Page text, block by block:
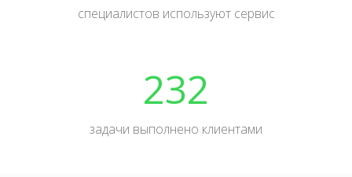
специалистов используют сервис
232
задачи выполнено клиентами